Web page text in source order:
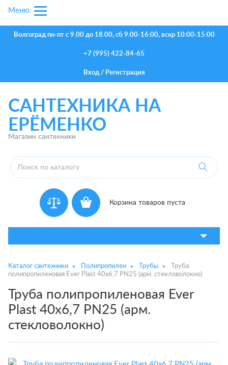
Волгоград пн-пт с 9.00 до 18.00, сб 9:00-16:00, вскр 10:00-15:00
+7 (995) 422-84-65
Вход/ Регистрация
САНТЕХНИКА НА
ЕРЁМЕНКО
Магазин сантехники
Корзина товаров пуста
Меню:
Каталог сантехники Полипропилен Трубы
Труба
полипропиленовая Ever Plast 40х6,7 PN25 (арм. стекловолокно)
Труба полипропиленовая Ever
Plast 40х6,7 PN25 (арм.
стекловолокно)